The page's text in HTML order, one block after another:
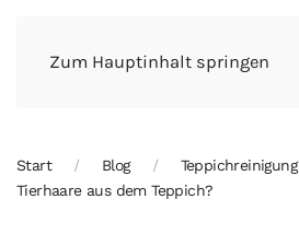
Zum Hauptinhalt springen
Start Blog Teppichreinigung
Tierhaare aus dem Teppich?